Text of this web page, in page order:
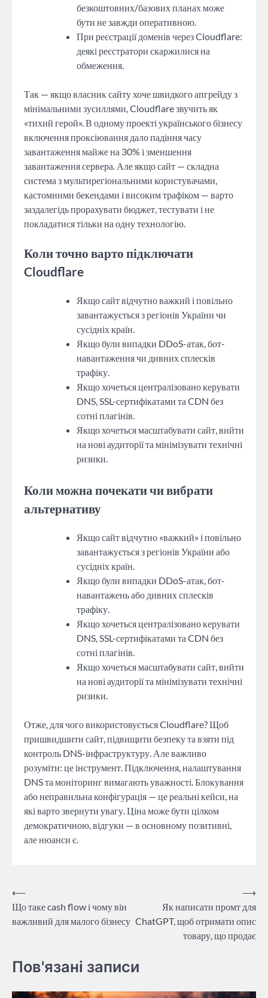
безкоштовних/базових планах може
бути не завжди оперативною.
При реєстрації доменів через Cloudflare:
деякі реєстратори скаржилися на
обмеження.
Так — якщо власник сайту хоче швидкого апгрейду з
мінімальними зусиллями, Cloudflare звучить як
«тихий герой». В одному проекті українського бізнесу
включення проксіювання дало падіння часу
завантаження майже на 30% і зменшення
завантаження сервера. Але якщо сайт — складна
система з мультирегіональними користувачами,
кастомними бекендами і високим трафіком — варто
заздалегідь прорахувати бюджет, тестувати і не
покладатися тільки на одну технологію.
Коли точно варто підключати
Cloudflare
Якщо сайт відчутно важкий і повільно
завантажується з регіонів України чи
сусідніх країн.
Якщо були випадки DDoS-атак, бот-
навантаження чи дивних сплесків
трафіку.
Якщо хочеться централізовано керувати
DNS, SSL-сертифікатами та CDN без
сотні плагінів.
Якщо хочеться масштабувати сайт, вийти
на нові аудиторії та мінімізувати технічні
ризики.
Коли можна почекати чи вибрати
альтернативу
Якщо сайт відчутно «важкий» і повільно
завантажується з регіонів України або
сусідніх країн.
Якщо були випадки DDoS-атак, бот-
навантажень або дивних сплесків
трафіку.
Якщо хочеться централізовано керувати
DNS, SSL-сертифікатами та CDN без
сотні плагінів.
Якщо хочеться масштабувати сайт, вийти
на нові аудиторії та мінімізувати технічні
ризики.
Отже, для чого використовується Cloudflare? Щоб
пришвидшити сайт, підвищити безпеку та взяти під
контроль DNS-інфраструктуру. Але важливо
розуміти: це інструмент. Підключення, налаштування
DNS та моніторинг вимагають уважності. Блокування
або неправильна конфігурація — це реальні кейси, на
які варто звернути увагу. Ціна може бути цілком
демократичною, відгуки — в основному позитивні,
але нюанси є.
Навігація
записів
⟵
Що таке cash flow і чому він
важливий для малого бізнесу
Як написати промт для
ChatGPT, щоб отримати опис
товару, що продає
⟶
Пов'язані записи